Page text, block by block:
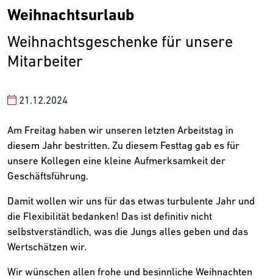
Weihnachtsurlaub
Weihnachtsgeschenke für unsere
Mitarbeiter
21.12.2024
Am Freitag haben wir unseren letzten Arbeitstag in
diesem Jahr bestritten. Zu diesem Festtag gab es für
unsere Kollegen eine kleine Aufmerksamkeit der
Geschäftsführung.
Damit wollen wir uns für das etwas turbulente Jahr und
die Flexibilität bedanken! Das ist definitiv nicht
selbstverständlich, was die Jungs alles geben und das
Wertschätzen wir.
Wir wünschen allen frohe und besinnliche Weihnachten